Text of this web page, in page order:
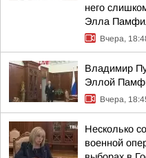
него
Элла
Вчера,
Владимир
Эллой
Вчера,
Несколько
военной